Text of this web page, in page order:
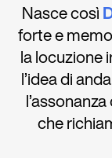
Nasce così
forte e
la locuzione
l’idea di
che